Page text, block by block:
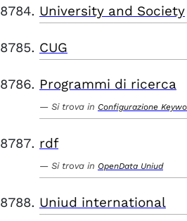
University and Society
CUG
Programmi di ricerca
Si trova in Configurazione
rdf
Si trova in OpenData Uniud
Uniud international